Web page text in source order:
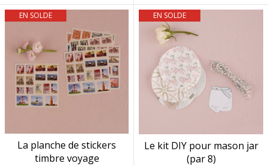
EN SOLDE
La planche de stickers
timbre voyage
EN SOLDE
Le kit DIY pour mason jar
(par 8)